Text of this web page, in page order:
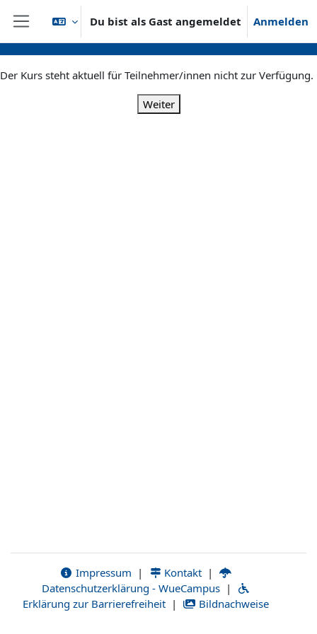
Zum Hauptinhalt
Website-Übersicht
Du bist als Gast angemeldet Anmelden
Der Kurs steht aktuell für Teilnehmer/innen nicht zur Verfügung.
Weiter
Impressum | Kontakt |
Datenschutzerklärung - WueCampus |
Erklärung zur Barrierefreiheit | Bildnachweise